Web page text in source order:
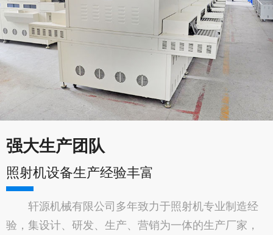
强大生产团队
照射机设备生产经验丰富
轩源机械有限公司多年致力于照射机专业制造经
验，集设计、研发、生产、营销为一体的生产厂家，